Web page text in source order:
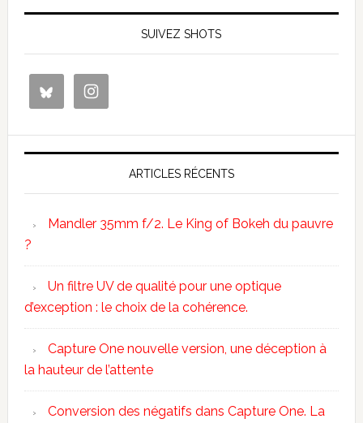
SUIVEZ SHOTS
ARTICLES RÉCENTS
Mandler 35mm f/2. Le King of Bokeh du pauvre
?
Un filtre UV de qualité pour une optique
d’exception : le choix de la cohérence.
Capture One nouvelle version, une déception à
la hauteur de l’attente
Conversion des négatifs dans Capture One. La